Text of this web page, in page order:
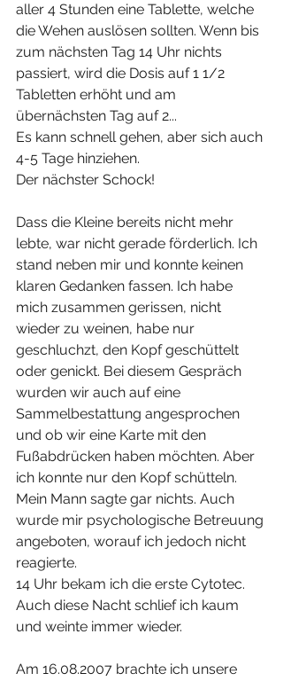
aller 4 Stunden eine Tablette, welche
die Wehen auslösen sollten. Wenn bis
zum nächsten Tag 14 Uhr nichts
passiert, wird die Dosis auf 1 1/2
Tabletten erhöht und am
übernächsten Tag auf 2...
Es kann schnell gehen, aber sich auch
4-5 Tage hinziehen.
Der nächster Schock!
Dass die Kleine bereits nicht mehr
lebte, war nicht gerade förderlich. Ich
stand neben mir und konnte keinen
klaren Gedanken fassen. Ich habe
mich zusammen gerissen, nicht
wieder zu weinen, habe nur
geschluchzt, den Kopf geschüttelt
oder genickt. Bei diesem Gespräch
wurden wir auch auf eine
Sammelbestattung angesprochen
und ob wir eine Karte mit den
Fußabdrücken haben möchten. Aber
ich konnte nur den Kopf schütteln.
Mein Mann sagte gar nichts. Auch
wurde mir psychologische Betreuung
angeboten, worauf ich jedoch nicht
reagierte.
14 Uhr bekam ich die erste Cytotec.
Auch diese Nacht schlief ich kaum
und weinte immer wieder.
Am 16.08.2007 brachte ich unsere